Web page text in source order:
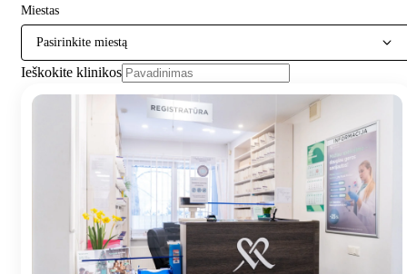
Miestas
Pasirinkite miestą
Ieškokite klinikos